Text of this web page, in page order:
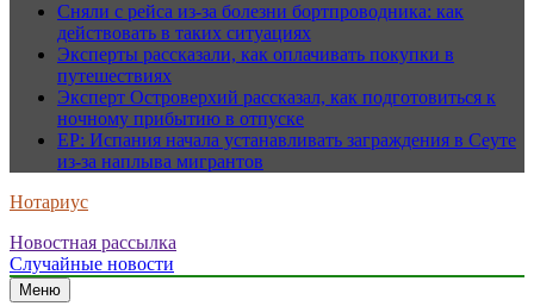
Сняли с рейса из-за болезни бортпроводника: как
действовать в таких ситуациях
Эксперты рассказали, как оплачивать покупки в
путешествиях
Эксперт Островерхий рассказал, как подготовиться к
ночному прибытию в отпуске
EP: Испания начала устанавливать заграждения в Сеуте
из-за наплыва мигрантов
Нотариус
Новостная рассылка
Случайные новости
Меню